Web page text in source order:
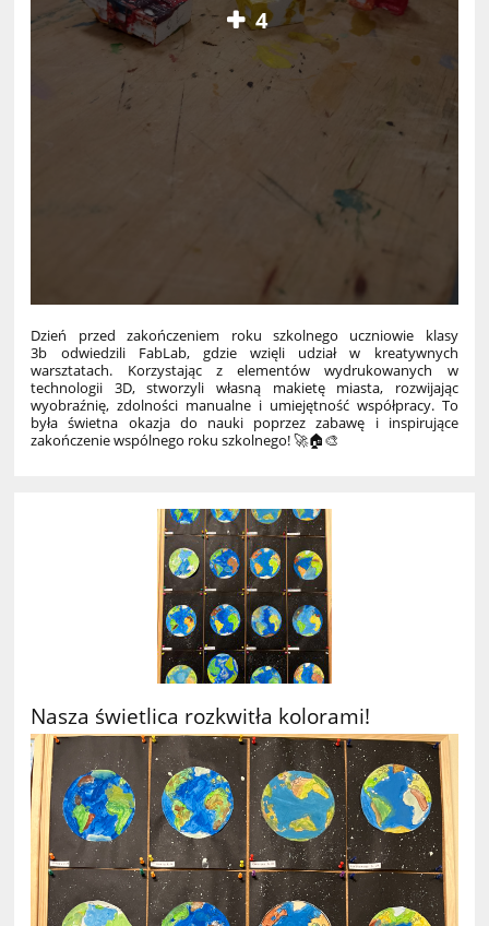
4
Dzień przed zakończeniem roku szkolnego uczniowie klasy
3b odwiedzili FabLab, gdzie wzięli udział w kreatywnych
warsztatach. Korzystając z elementów wydrukowanych w
technologii 3D, stworzyli własną makietę miasta, rozwijając
wyobraźnię, zdolności manualne i umiejętność współpracy. To
była świetna okazja do nauki poprzez zabawę i inspirujące
zakończenie wspólnego roku szkolnego! 🚀🏠🎨
Nasza świetlica rozkwitła kolorami!